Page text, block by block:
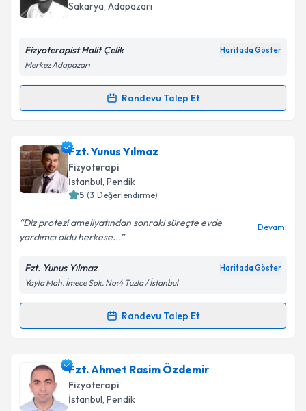
Kişisel verilerimin işlenmesine ilişkin
Metni'ni okudum ve kişisel verilerimin belirtilen
Takvim Talebini Gönder
Sakarya, Adapazarı
Fizyoterapist Halit Çelik Haritada Göster
Merkez Adapazarı
Randevu Talep Et
Randevu Takvimi Talebi
Fzt. Halit Çelikiçin randevu takvimi talebi oluşturun.
Size bu uzmandan randevu almanız için bir takvim
hazırlandığında e-posta ile bilgilendireceğiz.
Kişisel verilerimin işlenmesine ilişkin
Aydınlatma
Metni'ni okudum ve kişisel verilerimin belirtilen
kapsamda işlenmesini kabul ediyorum.
Fzt. Yunus Yılmaz
Fizyoterapi
İstanbul, Pendik
5 (3 Değerlendirme)
Diz protezi ameliyatından sonraki süreçte evde
yardımcı oldu herkese...
Devamı
Fzt. Yunus Yılmaz Haritada Göster
Yayla Mah. İmece Sok. No:4 Tuzla / İstanbul
Randevu Talep Et
Randevu Takvimi Talebi
Fzt. Yunus Yılmaz için randevu takvimi talebi
oluşturun. Size bu uzmandan randevu almanız için bir
takvim hazırlandığında e-posta ile bilgilendireceğiz.
Fzt. Ahmet Rasim Özdemir
Fizyoterapi
İstanbul, Pendik